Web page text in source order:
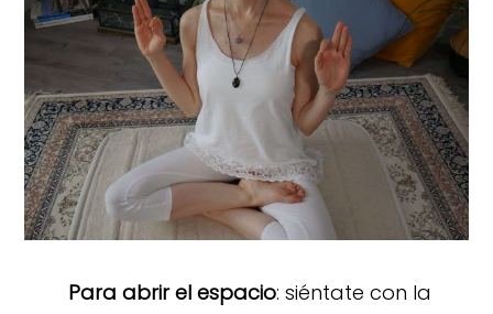
Para abrir el espacio: siéntate con la